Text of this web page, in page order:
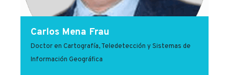
Carlos Mena Frau
Doctor en Cartografía, Teledetección y Sistemas de
Información Geográfica